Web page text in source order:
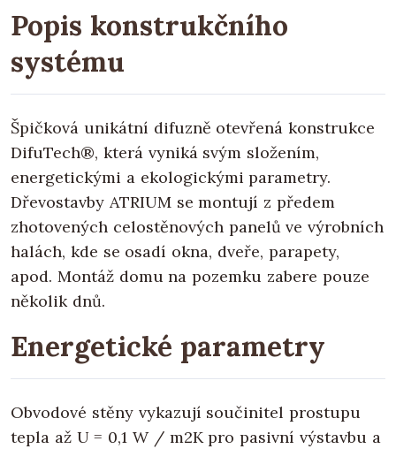
Popis konstrukčního
systému
Špičková unikátní difuzně otevřená konstrukce
DifuTech®, která vyniká svým složením,
energetickými a ekologickými parametry.
Dřevostavby ATRIUM se montují z předem
zhotovených celostěnových panelů ve výrobních
halách, kde se osadí okna, dveře, parapety,
apod. Montáž domu na pozemku zabere pouze
několik dnů.
Energetické parametry
Obvodové stěny vykazují součinitel prostupu
tepla až U = 0,1 W / m2K pro pasivní výstavbu a